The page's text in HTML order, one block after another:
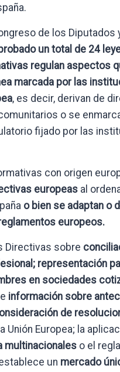
de los Diputados
un total de 24
regulan aspectos
marcada por las
, es decir, derivan de
o se
fijado por las
con origen
europeas al
o bien se adaptan o
europeos.
Directivas sobre
representación
en sociedades
información sobre
de
Unión Europea; la
multinacionales o el
un mercado